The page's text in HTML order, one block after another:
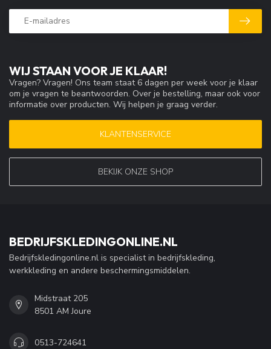
WIJ STAAN VOOR JE KLAAR!
Vragen? Vragen! Ons team staat 6 dagen per week voor je klaar
om je vragen te beantwoorden. Over je bestelling, maar ook voor
informatie over producten. Wij helpen je graag verder.
KLANTENSERVICE
BEKIJK ONZE SHOP
BEDRIJFSKLEDINGONLINE.NL
Bedrijfskledingonline.nl is specialist in bedrijfskleding,
werkkleding en andere beschermingsmiddelen.
Midstraat 205
8501 AM Joure
0513-724641